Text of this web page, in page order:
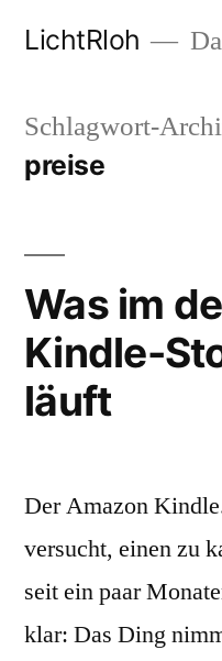
LichtRloh
Schlagwort-
preise
Was im
Kindle-
läuft
Der Amazon
versucht, einen zu
seit ein paar
klar: Das Ding